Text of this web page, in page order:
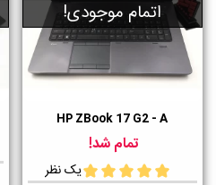
اتمام موجودی!
HP ZBook 17 G2 - A
تمام شد!
یک نظر